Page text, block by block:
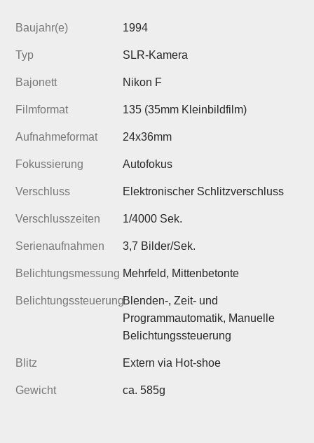
Baujahr(e) 1994
Typ SLR-Kamera
Bajonett Nikon F
Filmformat 135 (35mm Kleinbildfilm)
Aufnahmeformat 24x36mm
Fokussierung Autofokus
Verschluss Elektronischer Schlitzverschluss
Verschlusszeiten 1/4000 Sek.
Serienaufnahmen 3,7 Bilder/Sek.
Belichtungsmessung Mehrfeld, Mittenbetonte
BelichtungssteuerungBlenden-, Zeit- und
Programmautomatik, Manuelle
Belichtungssteuerung
Blitz Extern via Hot-shoe
Gewicht ca. 585g